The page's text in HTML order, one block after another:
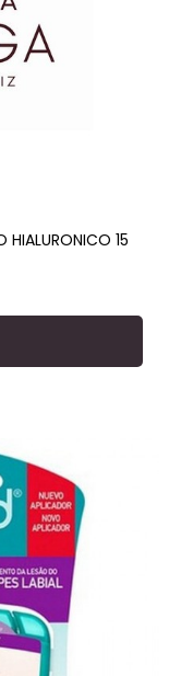
HIALURONICO 15